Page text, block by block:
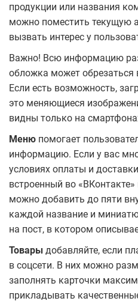
продукции или названия
можно поместить текущую
вызвать интерес у
Важно! Всю информацию
обложка может
Если есть возможность,
это меняющиеся
видны только на
Меню помогает
информацию. Если у вас
условиях оплаты и
встроенный во
можно добавить до пяти
каждой название и
на пост, в котором
Товары добавляйте, если
в соцсети. В них можно
заполнять карточки
прикладывать